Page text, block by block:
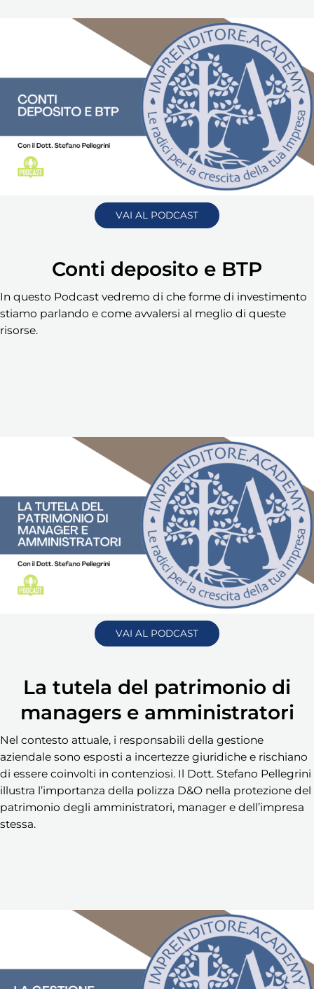
VAI AL PODCAST
Conti deposito e BTP
In questo Podcast vedremo di che forme di investimento
stiamo parlando e come avvalersi al meglio di queste
risorse.
VAI AL PODCAST
La tutela del patrimonio di
managers e amministratori
Nel contesto attuale, i responsabili della gestione
aziendale sono esposti a incertezze giuridiche e rischiano
di essere coinvolti in contenziosi. Il Dott. Stefano Pellegrini
illustra l’importanza della polizza D&O nella protezione del
patrimonio degli amministratori, manager e dell’impresa
stessa.